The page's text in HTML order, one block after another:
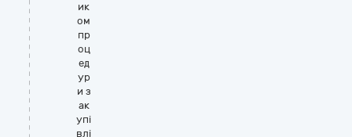
ик
ом
пр
оц
ед
ур
и з
ак
упі
влі